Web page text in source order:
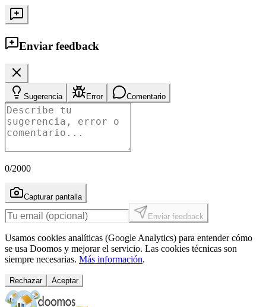
Enviar feedback
Sugerencia Error Comentario
0/2000
Capturar pantalla
Enviar feedback
Usamos cookies analíticas (Google Analytics) para entender cómo
se usa Doomos y mejorar el servicio. Las cookies técnicas son
siempre necesarias. Más información.
Rechazar Aceptar